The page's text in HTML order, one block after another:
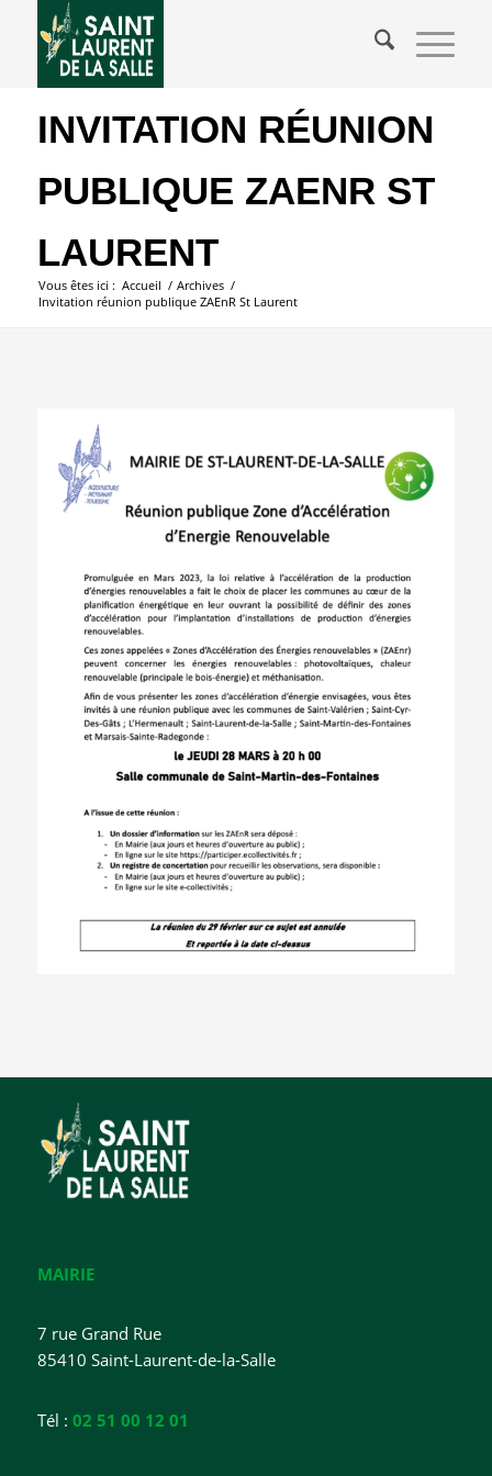
INVITATION RÉUNION
PUBLIQUE ZAENR ST
LAURENT
Vous êtes ici : Accueil / Archives /
Invitation réunion publique ZAEnR St Laurent
MAIRIE
7 rue Grand Rue
85410 Saint-Laurent-de-la-Salle
Tél : 02 51 00 12 01